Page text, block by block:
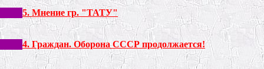
5. Мнение гр. "ТАТУ"
4. Граждан. Оборона СССР продолжается!